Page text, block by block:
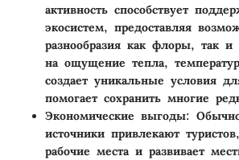
активность способствует
экосистем, предоставляя
разнообразия как флоры, так
на ощущение тепла,
создает уникальные условия
помогает сохранить многие
Экономические выгоды:
источники привлекают
рабочие места и развивает